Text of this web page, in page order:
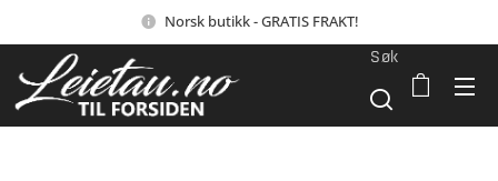
Norsk butikk - GRATIS FRAKT!
Søk